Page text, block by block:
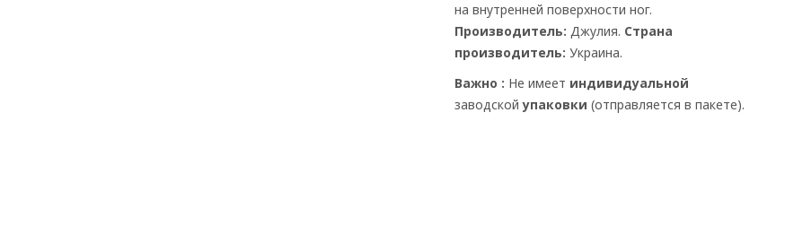
на внутренней поверхности ног.
Производитель: Джулия. Страна
производитель: Украина.
Важно : Не имеет индивидуальной
заводскойупаковки (отправляется в пакете).